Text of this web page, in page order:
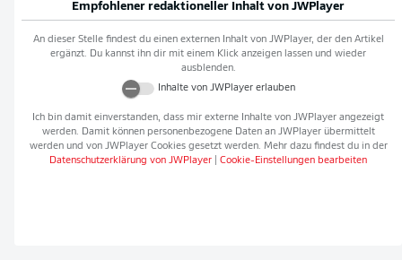
Empfohlener redaktioneller Inhalt von JWPlayer
An dieser Stelle findest du einen externen Inhalt von JWPlayer, der den Artikel
ergänzt. Du kannst ihn dir mit einem Klick anzeigen lassen und wieder
ausblenden.
Inhalte von JWPlayererlauben
Ich bin damit einverstanden, dass mir externe Inhalte von JWPlayer angezeigt
werden. Damit können personenbezogene Daten an JWPlayerübermittelt
werden und von JWPlayerCookies gesetzt werden. Mehr dazu findest du in der
Datenschutzerklärung von JWPlayer Cookie-Einstellungen bearbeiten